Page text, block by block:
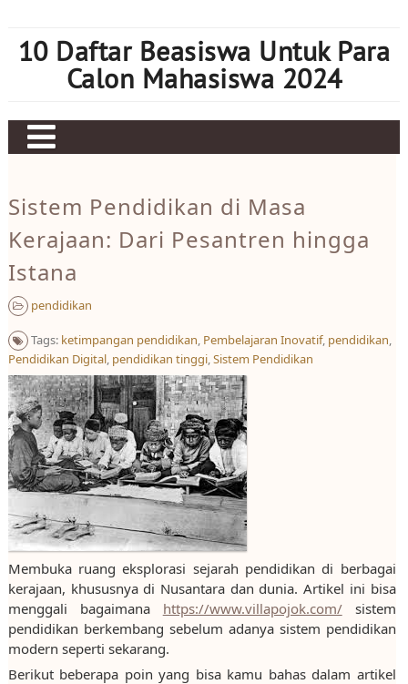
content
10 Daftar Beasiswa Untuk Para
Calon Mahasiswa 2024
Sbobet
Judi bola
Mahjong Ways 2
Slot Kamboja
Slot Thailand
Sistem Pendidikan di Masa
Kerajaan: Dari Pesantren hingga
Istana
pendidikan
Tags: ketimpangan pendidikan, Pembelajaran Inovatif, pendidikan,
Pendidikan Digital, pendidikan tinggi,Sistem Pendidikan
Membuka ruang eksplorasi sejarah pendidikan di berbagai
kerajaan, khususnya di Nusantara dan dunia. Artikel ini bisa
menggali bagaimana https://www.villapojok.com/sistem
pendidikan berkembang sebelum adanya sistem pendidikan
modern seperti sekarang.
Berikut beberapa poin yang bisa kamu bahas dalam artikel